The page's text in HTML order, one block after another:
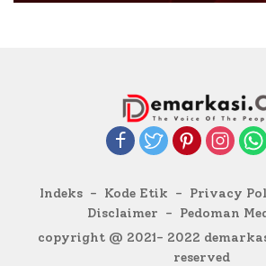
Indeks Kode Etik Privacy
Disclaimer
Pedoman
copyright @ 2021- 2022
reserved